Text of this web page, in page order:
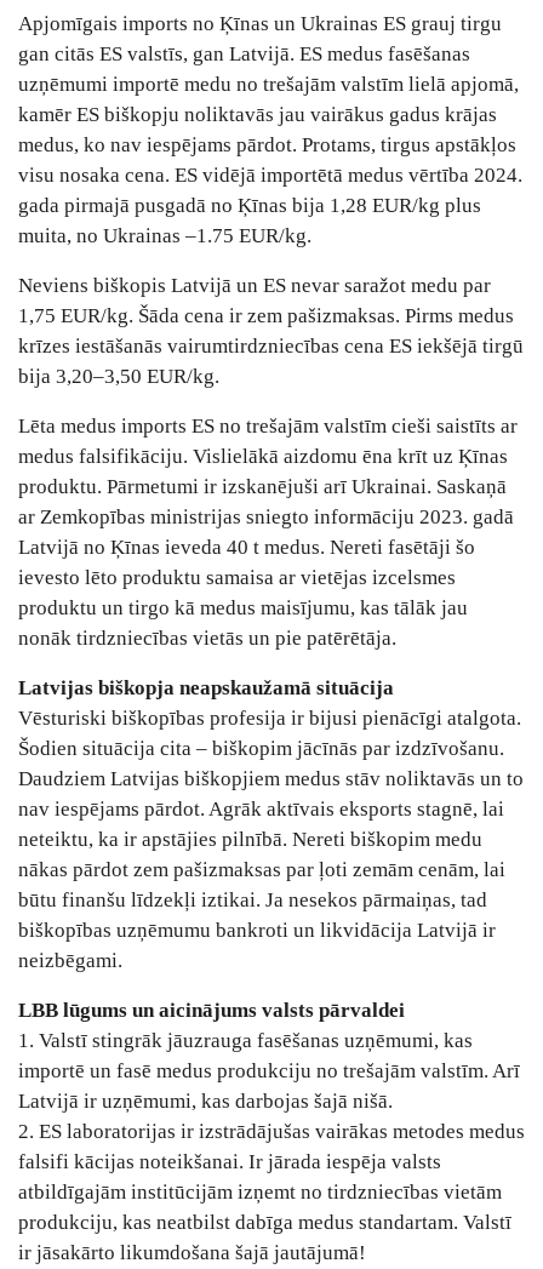
Apjomīgais imports no Ķīnas un Ukrainas ES grauj tirgu
gan citās ES valstīs, gan Latvijā. ES medus fasēšanas
uzņēmumi importē medu no trešajām valstīm lielā apjomā,
kamēr ES biškopju noliktavās jau vairākus gadus krājas
medus, ko nav iespējams pārdot. Protams, tirgus apstākļos
visu nosaka cena. ES vidējā importētā medus vērtība 2024.
gada pirmajā pusgadā no Ķīnas bija 1,28 EUR/kg plus
muita, no Ukrainas ‒1.75 EUR/kg.
Neviens biškopis Latvijā un ES nevar saražot medu par
1,75 EUR/kg. Šāda cena ir zem pašizmaksas. Pirms medus
krīzes iestāšanās vairumtirdzniecības cena ES iekšējā tirgū
bija 3,20‒3,50 EUR/kg.
Lēta medus imports ES no trešajām valstīm cieši saistīts ar
medus falsifikāciju. Vislielākā aizdomu ēna krīt uz Ķīnas
produktu. Pārmetumi ir izskanējuši arī Ukrainai. Saskaņā
ar Zemkopības ministrijas sniegto informāciju 2023. gadā
Latvijā no Ķīnas ieveda 40 t medus. Nereti fasētāji šo
ievesto lēto produktu samaisa ar vietējas izcelsmes
produktu un tirgo kā medus maisījumu, kas tālāk jau
nonāk tirdzniecības vietās un pie patērētāja.
Latvijas biškopja neapskaužamā situācija
Vēsturiski biškopības profesija ir bijusi pienācīgi atalgota.
Šodien situācija cita – biškopim jācīnās par izdzīvošanu.
Daudziem Latvijas biškopjiem medus stāv noliktavās un to
nav iespējams pārdot. Agrāk aktīvais eksports stagnē, lai
neteiktu, ka ir apstājies pilnībā. Nereti biškopim medu
nākas pārdot zem pašizmaksas par ļoti zemām cenām, lai
būtu finanšu līdzekļi iztikai. Ja nesekos pārmaiņas, tad
biškopības uzņēmumu bankroti un likvidācija Latvijā ir
neizbēgami.
LBB lūgums un aicinājums valsts pārvaldei
1. Valstī stingrāk jāuzrauga fasēšanas uzņēmumi, kas
importē un fasē medus produkciju no trešajām valstīm. Arī
Latvijā ir uzņēmumi, kas darbojas šajā nišā.
2. ES laboratorijas ir izstrādājušas vairākas metodes medus
falsifi kācijas noteikšanai. Ir jārada iespēja valsts
atbildīgajām institūcijām izņemt no tirdzniecības vietām
produkciju, kas neatbilst dabīga medus standartam. Valstī
ir jāsakārto likumdošana šajā jautājumā!